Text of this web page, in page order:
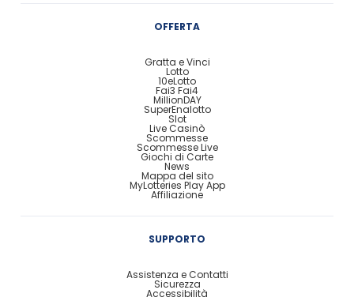
OFFERTA
Gratta e Vinci
Lotto
10eLotto
Fai3 Fai4
MillionDAY
SuperEnalotto
Slot
Live Casinò
Scommesse
Scommesse Live
Giochi di Carte
News
Mappa del sito
MyLotteries Play App
Affiliazione
SUPPORTO
Assistenza e Contatti
Sicurezza
Accessibilità